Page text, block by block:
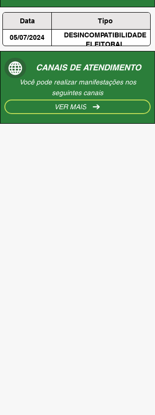
Data Tipo
05/07/2024
DESINCOMPATIBILIDADE
ELEITORAL
CANAIS DE ATENDIMENTO
Você pode realizar manifestações nos
seguintes canais
VER MAIS